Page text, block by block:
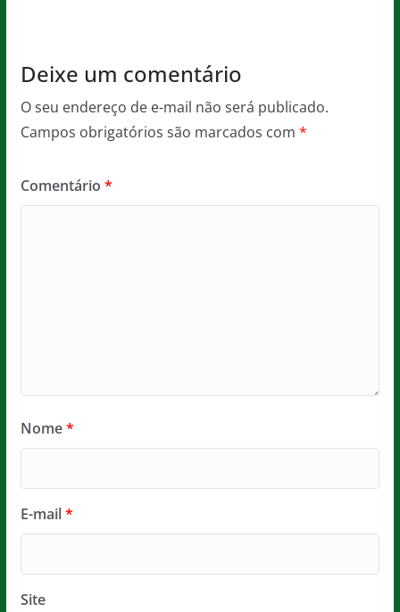
Deixe um comentário
O seu endereço de e-mail não será publicado.
Campos obrigatórios são marcados com *
Comentário *
Nome*
E-mail*
Site